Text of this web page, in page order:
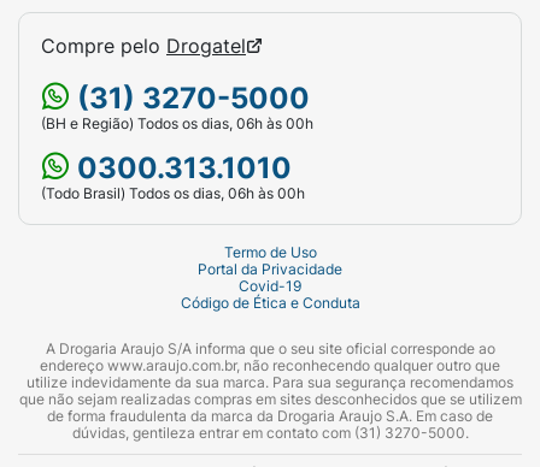
Compre pelo Drogatel
(31) 3270-5000
(BH e Região) Todos os dias, 06h às 00h
0300.313.1010
(Todo Brasil) Todos os dias, 06h às 00h
Termo de Uso
Portal da Privacidade
Covid-19
Código de Ética e Conduta
A Drogaria Araujo S/A informa que o seu site oficial corresponde ao
endereço www.araujo.com.br, não reconhecendo qualquer outro que
utilize indevidamente da sua marca. Para sua segurança recomendamos
que não sejam realizadas compras em sites desconhecidos que se utilizem
de forma fraudulenta da marca da Drogaria Araujo S.A. Em caso de
dúvidas, gentileza entrar em contato com (31) 3270-5000.